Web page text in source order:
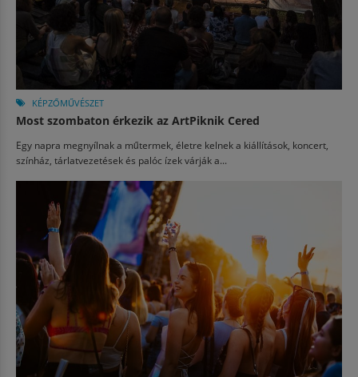
KÉPZŐMŰVÉSZET
Most szombaton érkezik az ArtPiknik Cered
Egy napra megnyílnak a műtermek, életre kelnek a kiállítások, koncert,
színház, tárlatvezetések és palóc ízek várják a...